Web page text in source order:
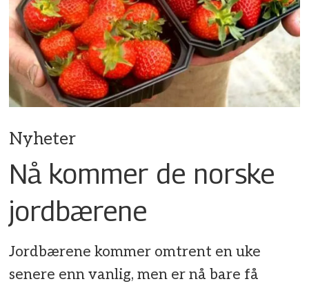
Nyheter
Nå kommer de norske
jordbærene
Jordbærene kommer omtrent en uke
senere enn vanlig, men er nå bare få